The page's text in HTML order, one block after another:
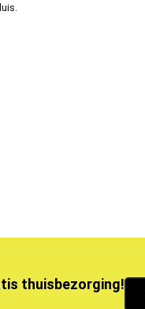
thuisbezorging!